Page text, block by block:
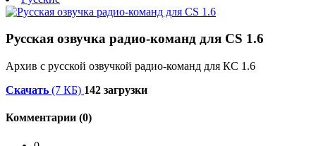
Русская озвучка радио-команд для CS 1.6
Архив с русской озвучкой радио-команд для КС 1.6
Скачать (7 КБ) 142 загрузки
Комментарии (0)